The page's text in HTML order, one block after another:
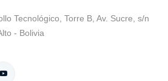
Tecnológico, Torre B, Av. Sucre, s/n
- Bolivia